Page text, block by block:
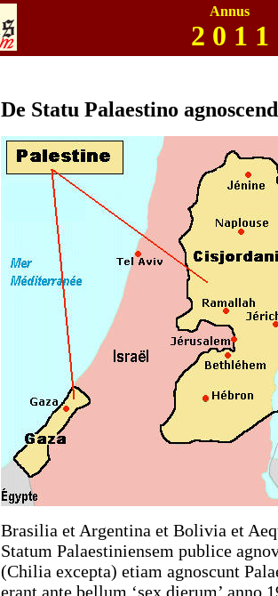
Annus
2 0 1 1
De Statu Palaestino
Brasilia et Argentina et Bolivia et
Statum Palaestiniensem publice
(Chilia excepta) etiam agnoscunt
erant ante bellum ‘sex dierum’ anno